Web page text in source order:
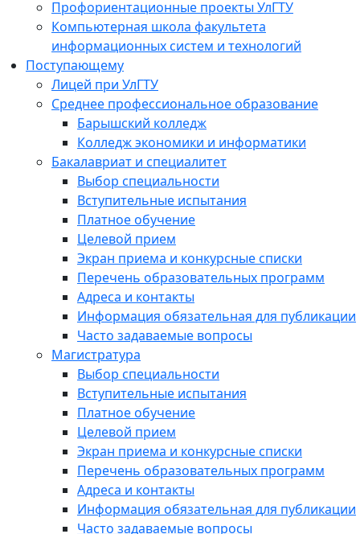
Профориентационные проекты УлГТУ
Компьютерная школа факультета
информационных систем и технологий
Поступающему
Лицей при УлГТУ
Среднее профессиональное образование
Барышский колледж
Колледж экономики и информатики
Бакалавриат и специалитет
Выбор специальности
Вступительные испытания
Платное обучение
Целевой прием
Экран приема и конкурсные списки
Перечень образовательных программ
Адреса и контакты
Информация обязательная для публикации
Часто задаваемые вопросы
Магистратура
Выбор специальности
Вступительные испытания
Платное обучение
Целевой прием
Экран приема и конкурсные списки
Перечень образовательных программ
Адреса и контакты
Информация обязательная для публикации
Часто задаваемые вопросы